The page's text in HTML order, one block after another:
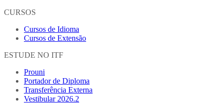
CURSOS
Cursos de Idioma
Cursos de Extensão
ESTUDE NO ITF
Prouni
Portador de Diploma
Transferência Externa
Vestibular 2026.2